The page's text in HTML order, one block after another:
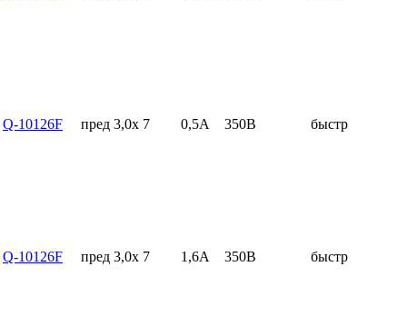
Q-10126F пред 3,0x 7 0,5А 350В быстр
Q-10126F пред 3,0x 7 1,6А 350В быстр